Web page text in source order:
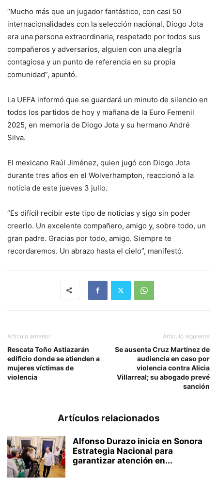
“Mucho más que un jugador fantástico, con casi 50
internacionalidades con la selección nacional, Diogo Jota
era una persona extraordinaria, respetado por todos sus
compañeros y adversarios, alguien con una alegría
contagiosa y un punto de referencia en su propia
comunidad”, apuntó.
La UEFA informó que se guardará un minuto de silencio en
todos los partidos de hoy y mañana de la Euro Femenil
2025, en memoria de Diogo Jota y su hermano André
Silva.
El mexicano Raúl Jiménez, quien jugó con Diogo Jota
durante tres años en el Wolverhampton, reaccionó a la
noticia de este jueves 3 julio.
“Es difícil recibir este tipo de noticias y sigo sin poder
creerlo. Un excelente compañero, amigo y, sobre todo, un
gran padre. Gracias por todo, amigo. Siempre te
recordaremos. Un abrazo hasta el cielo”, manifestó.
Artículo anterior
Rescata Toño Astiazarán
edificio donde se atienden a
mujeres víctimas de
violencia
Artículo siguiente
Se ausenta Cruz Martínez de
audiencia en caso por
violencia contra Alicia
Villarreal; su abogado prevé
sanción
Artículos relacionados
Alfonso Durazo inicia en Sonora
Estrategia Nacional para
garantizar atención en...